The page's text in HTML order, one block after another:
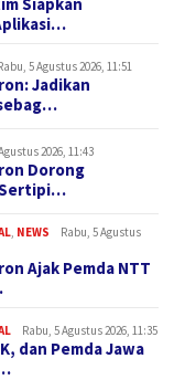
5 Agustus 2026, 11:51
Jadikan
2026, 11:43
Dorong
, NEWS
Rabu, 5 Agustus
Ajak Pemda NTT
Rabu, 5 Agustus 2026, 11:35
dan Pemda Jawa